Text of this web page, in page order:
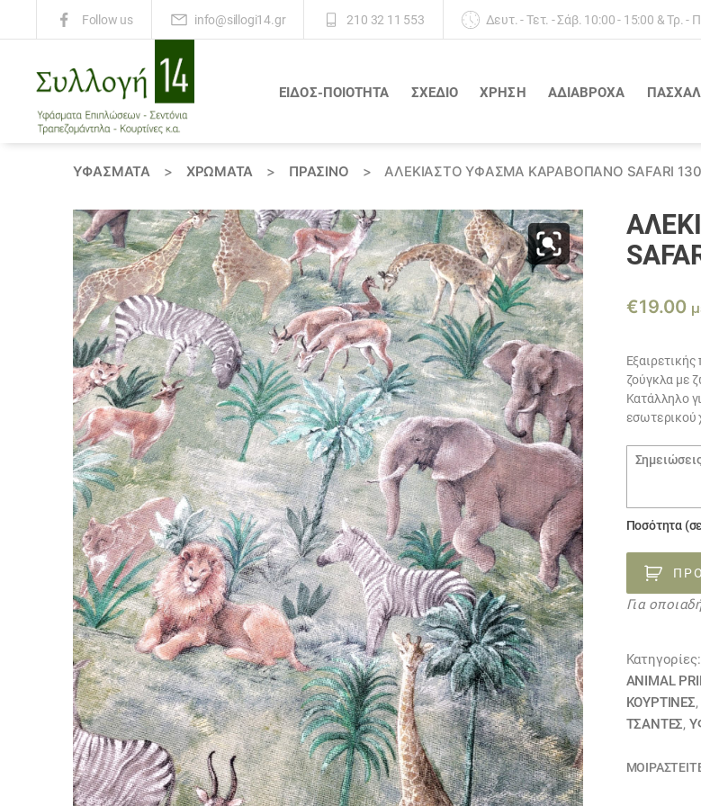
Follow us info@sillogi14.gr 210 32 11 553 Δευτ. - Τετ. - Σάβ. 10:00 - 15:00 & Τρ. -
ΕΙΔΟΣ-ΠΟΙΟΤΗΤΑ ΣΧΕΔΙΟ ΧΡΗΣΗ ΑΔΙΆΒΡΟΧΑ
ΥΦΆΣΜΑΤΑ > ΧΡΏΜΑΤΑ > ΠΡΑΣΙΝΟ > ΑΛΈΚΙΑΣΤΟ ΎΦΑΣΜΑ ΚΑΡΑΒΌΠΑΝΟ SAFARI
€19.00
ζούγκλα με
Κατάλληλο
εσωτερικού
Σημειώσεις
Ποσότητα
Για
Κατηγορίες:
ANIMAL
ΚΟΥΡΤΊΝΕΣ,
ΤΣΆΝΤΕΣ,